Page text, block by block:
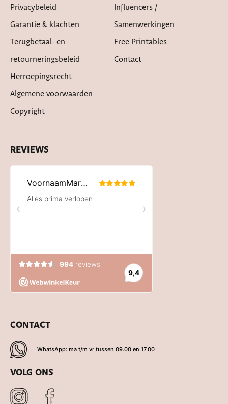
Privacybeleid
Garantie & klachten
Terugbetaal- en
retourneringsbeleid
Herroepingsrecht
Algemene voorwaarden
Copyright
Influencers /
Samenwerkingen
Free Printables
Contact
REVIEWS
CONTACT
WhatsApp: ma t/m vr tussen 09.00 en 17.00
VOLG ONS